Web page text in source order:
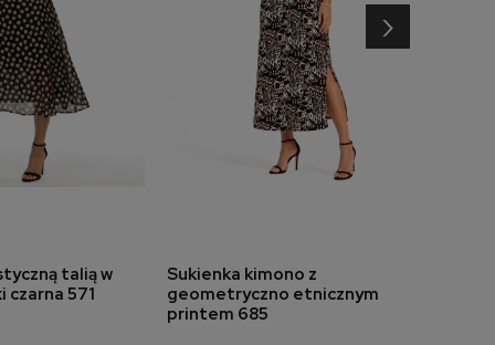
koszykatalią w
czarna 571
dodaj do koszyka
Sukienka kimono z
geometryczno etnicznym
printem 685
›